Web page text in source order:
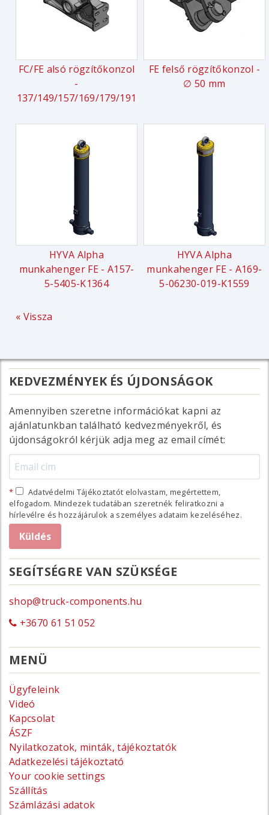
FC/FE alsó rögzítőkonzol
-
137/149/157/169/179/191
FE felső rögzítőkonzol -
∅ 50 mm
HYVA Alpha
munkahenger FE - A157-
5-5405-K1364
HYVA Alpha
munkahenger FE - A169-
5-06230-019-K1559
« Vissza
KEDVEZMÉNYEK ÉS ÚJDONSÁGOK
Amennyiben szeretne információkat kapni az
ajánlatunkban található kedvezményekről, és
újdonságokról kérjük adja meg az email címét:
Adatvédelmi Tájékoztatót elolvastam, megértettem,
elfogadom. Mindezek tudatában szeretnék feliratkozni a
hírlevélre és hozzájárulok a személyes adataim kezeléséhez.
SEGÍTSÉGRE VAN SZÜKSÉGE
shop@truck-components.hu
+3670 61 51 052
MENÜ
Ügyfeleink
Videó
Kapcsolat
ÁSZF
Nyilatkozatok, minták, tájékoztatók
Adatkezelési tájékoztató
Your cookie settings
Szállítás
Számlázási adatok